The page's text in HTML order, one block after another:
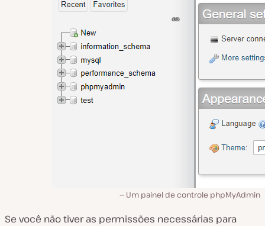
Um painel de controle phpMyAdmin
Se você não tiver as permissões necessárias para